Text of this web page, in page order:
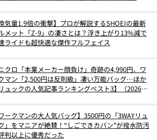
換気量1.9倍の衝撃】プロが解説するSHOEIの最新
メット「Z-9」の凄さとは？浮き上がり13%減で
ライドも超快適な傑作フルフェイス
クロ「本業メーカー顔負け」奇跡の4,990円、ワ
マン「2,500円は反則級」凄い万能バッグ…ほか
リュックの人気記事ランキングベスト3】（2026年
ワークマンの大人気バッグ】3500円の「3WAYリュ
」をマニアが絶賛！“しごできカバン”が撥水防汚
判以上に優秀だった